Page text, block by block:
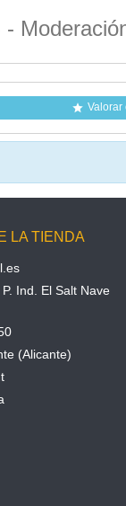
-
 Valorar
LA TIENDA
Ind. El Salt Nave
(Alicante)